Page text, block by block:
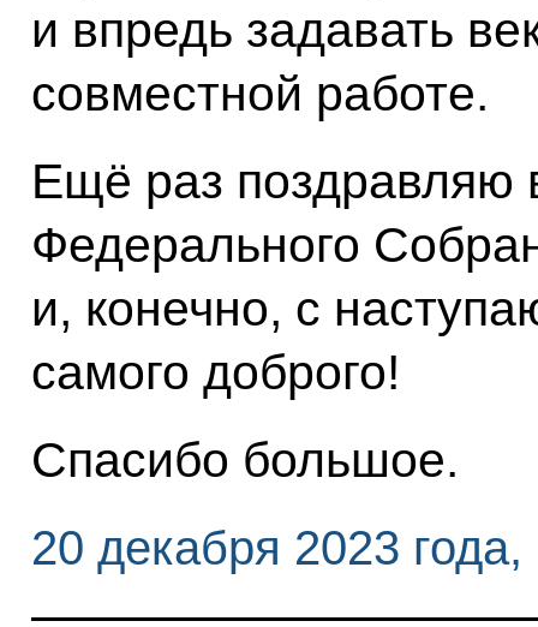
и впредь задавать
совместной работе.
Ещё раз поздравляю
Федерального
и, конечно, с
самого доброго!
Спасибо большое.
20 декабря 2023